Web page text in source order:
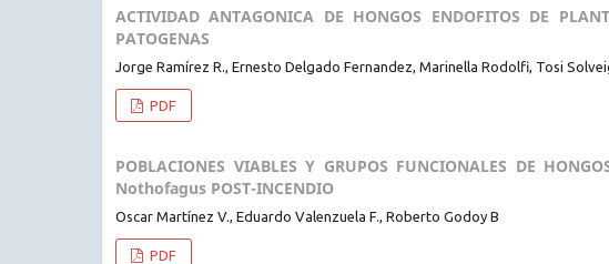
ACTIVIDAD ANTAGONICA DE HONGOS ENDOFITOS DE
PATOGENAS
Jorge Ramírez R., Ernesto Delgado Fernandez, Marinella Rodolfi, Tosi
PDF
POBLACIONES VIABLES Y GRUPOS FUNCIONALES DE
Nothofagus POST-INCENDIO
Oscar Martínez V., Eduardo Valenzuela F., Roberto Godoy B
PDF